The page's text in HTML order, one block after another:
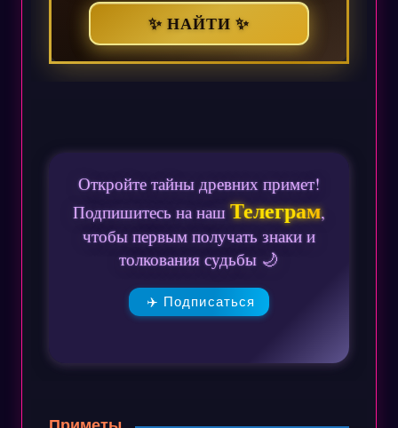
✨ НАЙТИ ✨
Откройте тайны древних примет!
Подпишитесь на нашТелеграм,
чтобы первым получать знаки и
толкования судьбы 🌙
✈️ Подписаться